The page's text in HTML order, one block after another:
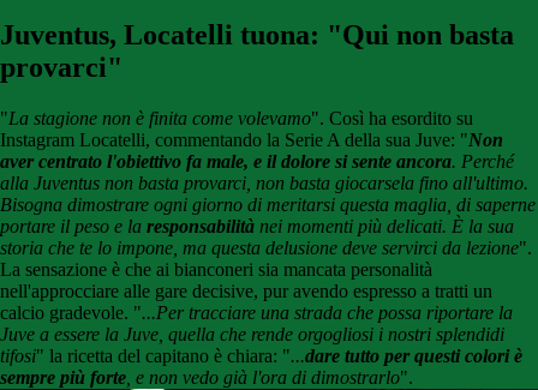
Juventus, Locatelli tuona: "Qui non basta
provarci"
"La stagione non è finita come volevamo". Così ha esordito su
Instagram Locatelli, commentando la Serie A della sua Juve: "Non
aver centrato l'obiettivo fa male, e il dolore si sente ancora. Perché
alla Juventus non basta provarci, non basta giocarsela fino all'ultimo.
Bisogna dimostrare ogni giorno di meritarsi questa maglia, di saperne
portare il peso e la responsabilità nei momenti più delicati. È la sua
storia che te lo impone, ma questa delusione deve servirci da lezione".
La sensazione è che ai bianconeri sia mancata personalità
nell'approcciare alle gare decisive, pur avendo espresso a tratti un
calcio gradevole. "...Per tracciare una strada che possa riportare la
Juve a essere la Juve, quella che rende orgogliosi i nostri splendidi
tifosi" la ricetta del capitano è chiara: "...dare tutto per questi colori è
sempre più forte , e non vedo già l'ora di dimostrarlo".